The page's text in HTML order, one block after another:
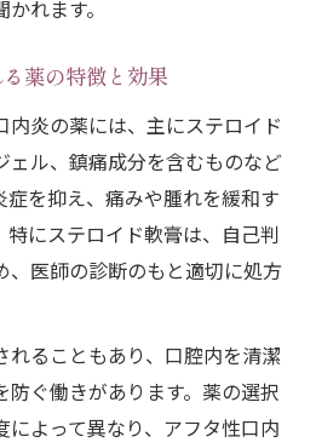
れます。
薬の特徴と効果
炎の薬には、主にステロイド
ェル、鎮痛成分を含むものなど
を抑え、痛みや腫れを緩和す
特にステロイド軟膏は、自己判
、医師の診断のもと適切に処方
れることもあり、口腔内を清潔
防ぐ働きがあります。薬の選択
によって異なり、アフタ性口内